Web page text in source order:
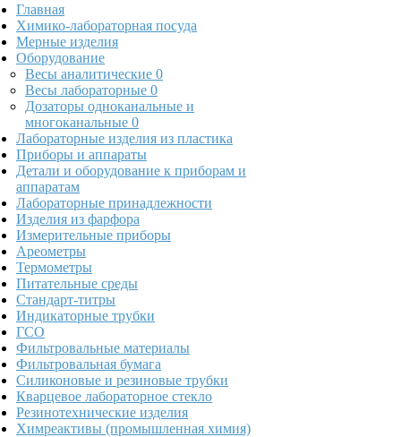
Главная
Химико-лабораторная посуда
Мерные изделия
Оборудование
Весы аналитические 0
Весы лабораторные 0
Дозаторы одноканальные и
многоканальные 0
Лабораторные изделия из пластика
Приборы и аппараты
Детали и оборудование к приборам и
аппаратам
Лабораторные принадлежности
Изделия из фарфора
Измерительные приборы
Ареометры
Термометры
Питательные среды
Стандарт-титры
Индикаторные трубки
ГСО
Фильтровальные материалы
Фильтровальная бумага
Силиконовые и резиновые трубки
Кварцевое лабораторное стекло
Резинотехнические изделия
Химреактивы (промышленная химия)